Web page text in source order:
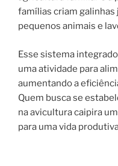
famílias criam
pequenos animais e
Esse sistema
uma atividade para
aumentando a
Quem busca se
na avicultura caipira
para uma vida